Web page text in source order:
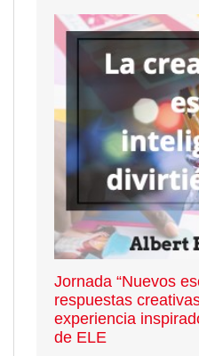
Jornada “Nuevos
respuestas
experiencia
de ELE